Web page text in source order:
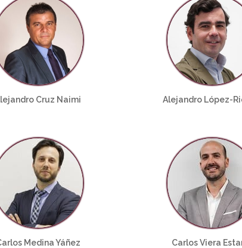
Cruz Naimi Alejandro López-
Medina Yáñez Carlos Viera